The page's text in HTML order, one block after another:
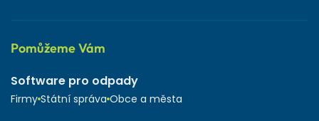
Pomůžeme Vám
Software pro odpady
Firmy Státní správa Obce a města